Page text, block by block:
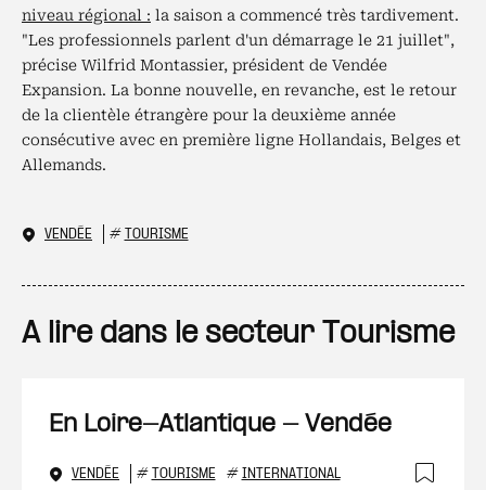
niveau régional : la saison a commencé très tardivement.
"Les professionnels parlent d'un démarrage le 21 juillet",
précise Wilfrid Montassier, président de Vendée
Expansion. La bonne nouvelle, en revanche, est le retour
de la clientèle étrangère pour la deuxième année
consécutive avec en première ligne Hollandais, Belges et
Allemands.
VENDÉE # TOURISME
A lire dans le secteur Tourisme
En Loire-Atlantique - Vendée
VENDÉE # TOURISME # INTERNATIONAL